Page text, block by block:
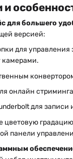
для большего
версией:
для управления
камерами.
онлайн
для
цветовую
панели